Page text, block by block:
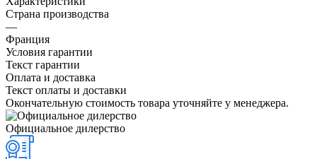
Страна производства
—
Франция
Условия гарантии
Текст гарантии
Оплата и доставка
Текст оплаты и доставки
Окончательную стоимость товара уточняйте у менеджера.
Официальное дилерство